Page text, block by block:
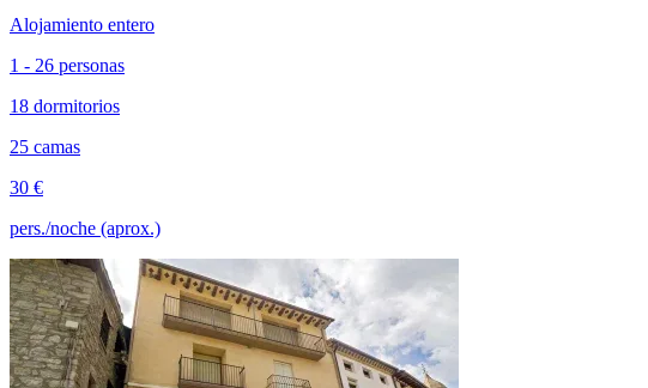
Alojamiento entero
1 - 26 personas
18 dormitorios
25 camas
30 €
pers./noche (aprox.)